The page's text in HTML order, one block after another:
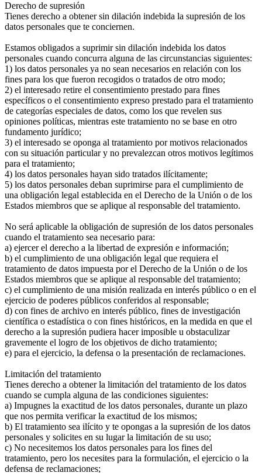
Derecho de supresión
Tienes derecho a obtener sin dilación indebida la supresión de los
datos personales que te conciernen.
Estamos obligados a suprimir sin dilación indebida los datos
personales cuando concurra alguna de las circunstancias siguientes:
1) los datos personales ya no sean necesarios en relación con los
fines para los que fueron recogidos o tratados de otro modo;
2) el interesado retire el consentimiento prestado para fines
específicos o el consentimiento expreso prestado para el tratamiento
de categorías especiales de datos, como los que revelen sus
opiniones políticas, mientras este tratamiento no se base en otro
fundamento jurídico;
3) el interesado se oponga al tratamiento por motivos relacionados
con su situación particular y no prevalezcan otros motivos legítimos
para el tratamiento;
4) los datos personales hayan sido tratados ilícitamente;
5) los datos personales deban suprimirse para el cumplimiento de
una obligación legal establecida en el Derecho de la Unión o de los
Estados miembros que se aplique al responsable del tratamiento.
No será aplicable la obligación de supresión de los datos personales
cuando el tratamiento sea necesario para:
a) ejercer el derecho a la libertad de expresión e información;
b) el cumplimiento de una obligación legal que requiera el
tratamiento de datos impuesta por el Derecho de la Unión o de los
Estados miembros que se aplique al responsable del tratamiento;
c) el cumplimiento de una misión realizada en interés público o en el
ejercicio de poderes públicos conferidos al responsable;
d) con fines de archivo en interés público, fines de investigación
científica o estadística o con fines históricos, en la medida en que el
derecho a la supresión pudiera hacer imposible u obstaculizar
gravemente el logro de los objetivos de dicho tratamiento;
e) para el ejercicio, la defensa o la presentación de reclamaciones.
Limitación del tratamiento
Tienes derecho a obtener la limitación del tratamiento de los datos
cuando se cumpla alguna de las condiciones siguientes:
a) Impugnes la exactitud de los datos personales, durante un plazo
que nos permita verificar la exactitud de los mismos;
b) El tratamiento sea ilícito y te opongas a la supresión de los datos
personales y solicites en su lugar la limitación de su uso;
c) No necesitemos los datos personales para los fines del
tratamiento, pero los necesites para la formulación, el ejercicio o la
defensa de reclamaciones;